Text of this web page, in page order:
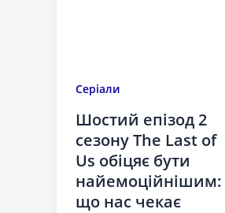
Серіали
Шостий епізод 2
сезону The Last of
Us обіцяє бути
найемоційнішим:
що нас чекає